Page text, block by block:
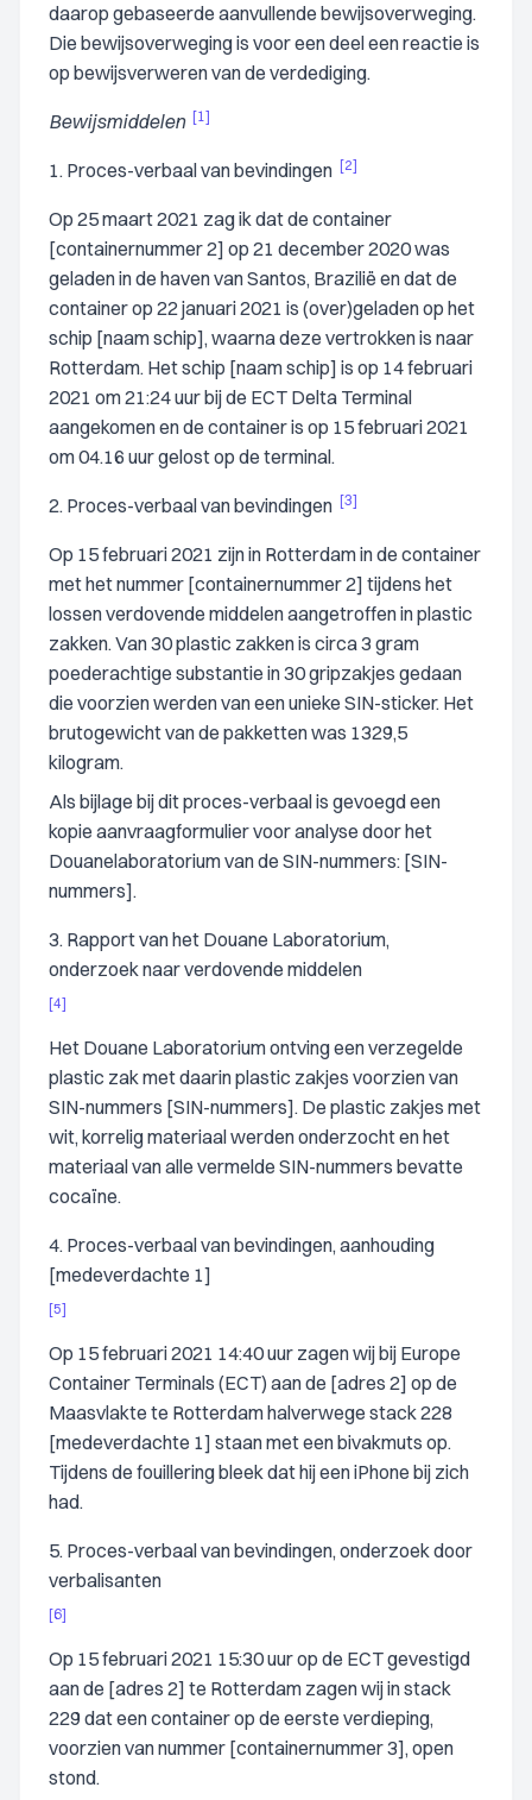
daarop gebaseerde aanvullende bewijsoverweging.
Die bewijsoverweging is voor een deel een reactie is
op bewijsverweren van de verdediging.
Bewijsmiddelen [1]
1. Proces-verbaal van bevindingen [2]
Op 25 maart 2021 zag ik dat de container
[containernummer 2] op 21 december 2020 was
geladen in de haven van Santos, Brazilië en dat de
container op 22 januari 2021 is (over)geladen op het
schip [naam schip], waarna deze vertrokken is naar
Rotterdam. Het schip [naam schip] is op 14 februari
2021 om 21:24 uur bij de ECT Delta Terminal
aangekomen en de container is op 15 februari 2021
om 04.16 uur gelost op de terminal.
2. Proces-verbaal van bevindingen [3]
Op 15 februari 2021 zijn in Rotterdam in de container
met het nummer [containernummer 2] tijdens het
lossen verdovende middelen aangetroffen in plastic
zakken. Van 30 plastic zakken is circa 3 gram
poederachtige substantie in 30 gripzakjes gedaan
die voorzien werden van een unieke SIN-sticker. Het
brutogewicht van de pakketten was 1329,5
kilogram.
Als bijlage bij dit proces-verbaal is gevoegd een
kopie aanvraagformulier voor analyse door het
Douanelaboratorium van de SIN-nummers: [SIN-
nummers].
3. Rapport van het Douane Laboratorium,
onderzoek naar verdovende middelen
[4]
Het Douane Laboratorium ontving een verzegelde
plastic zak met daarin plastic zakjes voorzien van
SIN-nummers [SIN-nummers]. De plastic zakjes met
wit, korrelig materiaal werden onderzocht en het
materiaal van alle vermelde SIN-nummers bevatte
cocaïne.
4. Proces-verbaal van bevindingen, aanhouding
[medeverdachte 1]
[5]
Op 15 februari 2021 14:40 uur zagen wij bij Europe
Container Terminals (ECT) aan de [adres 2] op de
Maasvlakte te Rotterdam halverwege stack 228
[medeverdachte 1] staan met een bivakmuts op.
Tijdens de fouillering bleek dat hij een iPhone bij zich
had.
5. Proces-verbaal van bevindingen, onderzoek door
verbalisanten
[6]
Op 15 februari 2021 15:30 uur op de ECT gevestigd
aan de [adres 2] te Rotterdam zagen wij in stack
229 dat een container op de eerste verdieping,
voorzien van nummer [containernummer 3], open
stond.